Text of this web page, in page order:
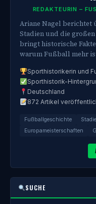
REDAKTEURIN –
Ariane Nagel berichtet
Stadien und die
bringt historische
warum Fußball mehr
Sporthistorikerin und
Sporthistorik-
Deutschland
872 Artikel
Fußballgeschichte
Europameisterschaften
SUCHE